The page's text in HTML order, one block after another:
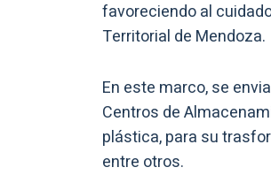
favoreciendo al
Territorial de Mendoza.
En este marco, se
Centros de
plástica, para su
entre otros.